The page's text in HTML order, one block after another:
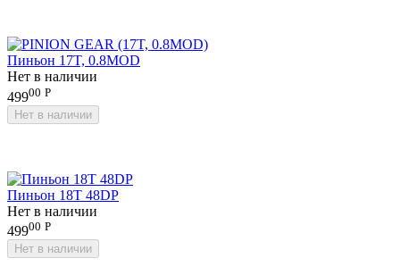
Пиньон 17T, 0.8MOD
Нет в наличии
49900 Р
Нет в наличии
Пиньон 18T 48DP
Нет в наличии
49900 Р
Нет в наличии